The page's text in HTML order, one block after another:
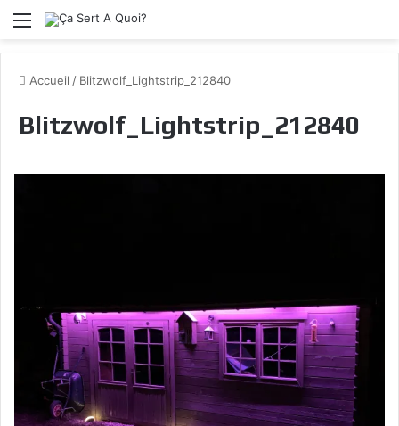
Menu
Accueil / Blitzwolf_Lightstrip_212840
Blitzwolf_Lightstrip_212840